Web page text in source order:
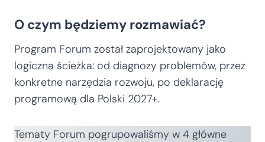
O czym będziemy rozmawiać?
Program Forum został zaprojektowany jako
logiczna ścieżka: od diagnozy problemów, przez
konkretne narzędzia rozwoju, po deklarację
programową dla Polski 2027+.
Tematy Forum pogrupowaliśmy w 4 główne